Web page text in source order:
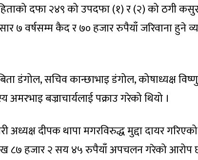
दफा २४९ को उपदफा (१) र (२) को ठगी
७ वर्षसम्म कैद र ७० हजार रुपैयाँ जरिवाना हुने
डंगोल, सचिव कान्छाभाइ डंगोल, कोषाध्यक्ष
बज्राचार्यलाई पक्राउ गरेको थियो ।
अध्यक्ष दीपक थापा मगरविरुद्ध मुद्दा दायर
८७ हजार २ सय ४५ रुपैयाँ अपचलन गरेको आरोप